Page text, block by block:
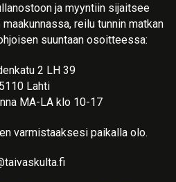
ja myyntiin sijaitsee
reilu tunnin matkan
suuntaan osoitteessa:
2 LH 39
Lahti
MA-LA klo 10-17
varmistaaksesi paikalla olo.